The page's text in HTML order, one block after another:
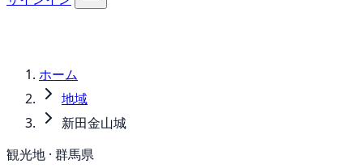
ホーム
地域
新田金山城
観光地 · 群馬県